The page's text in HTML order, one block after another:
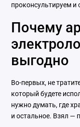
проконсультируем
Почему
выгодно
Во-первых, не
который будете
нужно думать, где
и остальное. Взял —